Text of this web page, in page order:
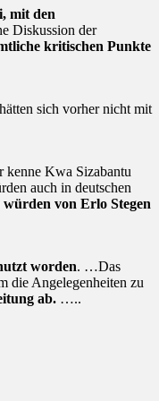
mit den
Diskussion der
kritischen Punkte
sich vorher nicht mit
kenne Kwa Sizabantu
auch in deutschen
von Erlo Stegen
worden. …Das
die Angelegenheiten zu
ab. …..